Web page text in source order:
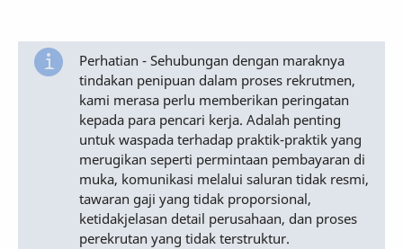
Perhatian - Sehubungan dengan maraknya
tindakan penipuan dalam proses rekrutmen,
kami merasa perlu memberikan peringatan
kepada para pencari kerja. Adalah penting
untuk waspada terhadap praktik-praktik yang
merugikan seperti permintaan pembayaran di
muka, komunikasi melalui saluran tidak resmi,
tawaran gaji yang tidak proporsional,
ketidakjelasan detail perusahaan, dan proses
perekrutan yang tidak terstruktur.